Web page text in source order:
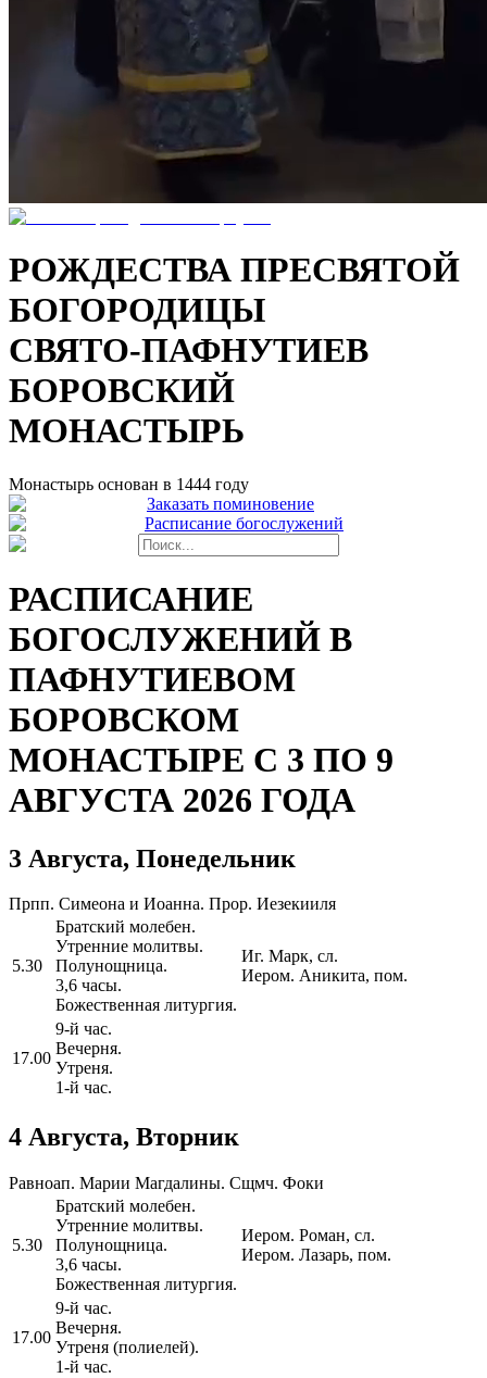
РОЖДЕСТВА ПРЕСВЯТОЙ
БОГОРОДИЦЫ
СВЯТО-ПАФНУТИЕВ
БОРОВСКИЙ
МОНАСТЫРЬ
Монастырь основан в 1444 году
Заказать поминовение
Расписание богослужений
РАСПИСАНИЕ
БОГОСЛУЖЕНИЙ В
ПАФНУТИЕВОМ
БОРОВСКОМ
МОНАСТЫРЕ С 3 ПО 9
АВГУСТА 2026 ГОДА
3 Августа, Понедельник
Прпп. Симеона и Иоанна. Прор. Иезекииля
5.30
Братский молебен.
Утренние молитвы.
Полунощница.
3,6 часы.
Божественная литургия.
Иг. Марк, сл.
Иером. Аникита, пом.
17.00
9-й час.
Вечерня.
Утреня.
1-й час.
4 Августа, Вторник
Равноап. Марии Магдалины. Сщмч. Фоки
5.30
Братский молебен.
Утренние молитвы.
Полунощница.
3,6 часы.
Божественная литургия.
Иером. Роман, сл.
Иером. Лазарь, пом.
17.00
9-й час.
Вечерня.
Утреня (полиелей).
1-й час.